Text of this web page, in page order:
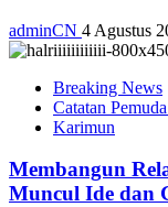
adminCN 4 Agustus
Breaking News
Catatan
Karimun
Membangun
Muncul Ide dan